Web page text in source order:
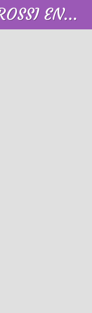
FANCLUB SEMINO ROSSI EN FRANCE